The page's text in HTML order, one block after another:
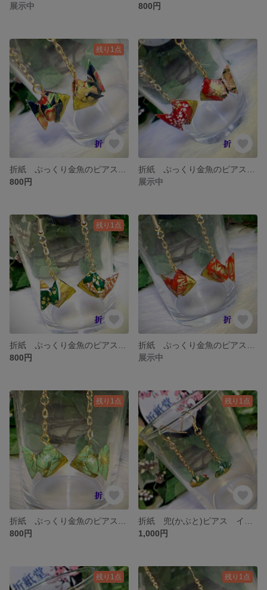
展示中
800円
残り1点
800円
展示中
残り1点
800円
展示中
残り1点
800円
残り1点
1,000円
残り1点 残り1点